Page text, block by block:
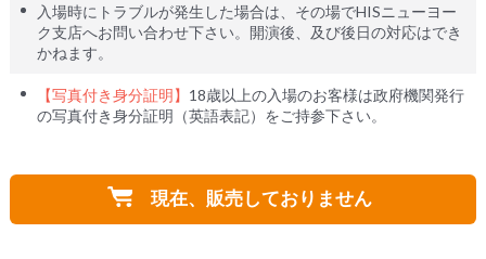
入場時にトラブルが発生した場合は、その場でHISニューヨー
ク支店へお問い合わせ下さい。開演後、及び後日の対応はでき
かねます。
【写真付き身分証明】 18歳以上の入場のお客様は政府機関発行
の写真付き身分証明（英語表記）をご持参下さい。
現在、販売しておりません